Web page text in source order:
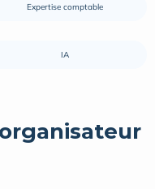
Expertise comptable
IA